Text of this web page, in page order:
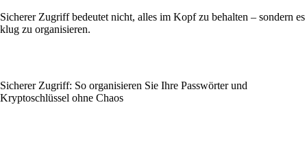
Sicherer Zugriff bedeutet nicht, alles im Kopf zu behalten – sondern es
klug zu organisieren.
Sicherer Zugriff: So organisieren Sie Ihre Passwörter und
Kryptoschlüssel ohne Chaos